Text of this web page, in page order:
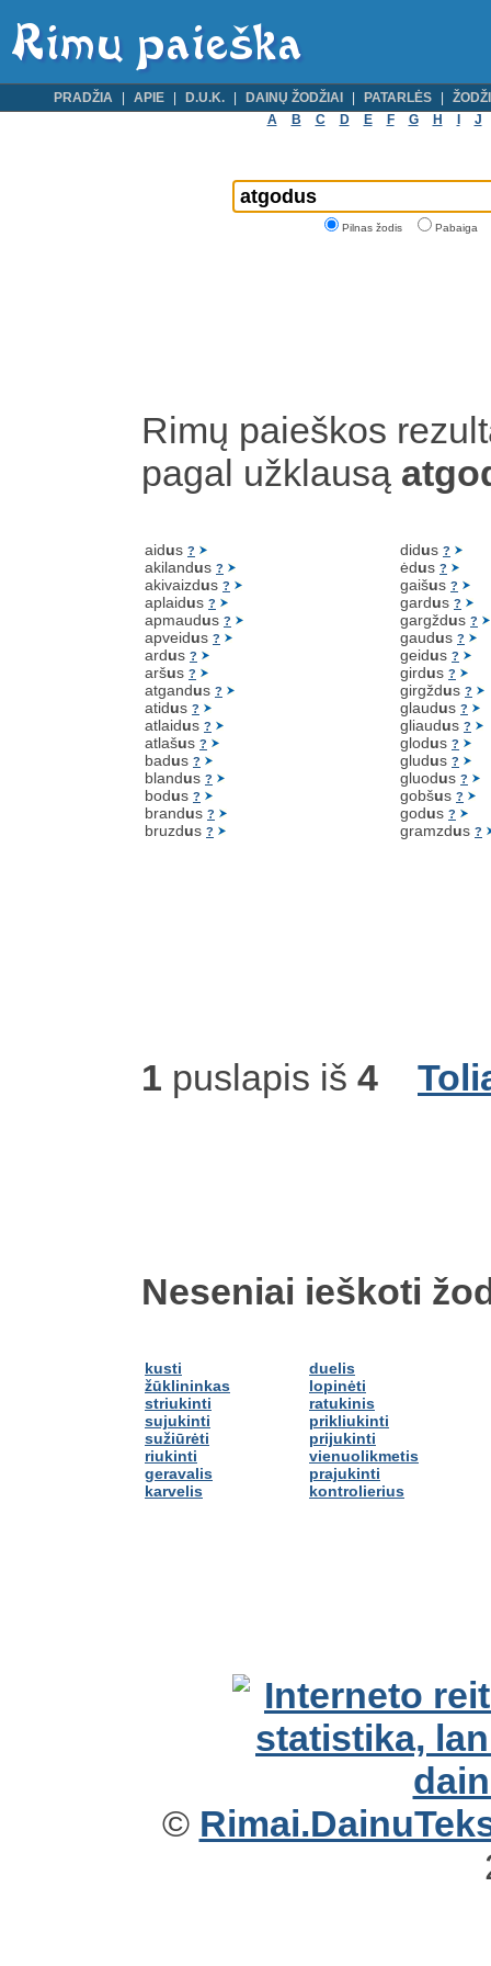
PRADŽIA APIE D.U.K. DAINŲ ŽODŽIAI PATARLĖS
A
B C D E F G H J
Pilnas žodis Pabaiga
Rimų paieškos
pagal užklausą
aidus ?
akilandus ?
akivaizdus ?
aplaidus ?
apmaudus ?
apveidus ?
ardus ?
aršus ?
atgandus ?
atidus ?
atlaidus ?
atlašus ?
badus ?
blandus ?
bodus ?
brandus ?
bruzdus ?
didus ?
ėdus ?
gaišus ?
gardus ?
gargždus ?
gaudus ?
geidus ?
girdus ?
girgždus ?
glaudus ?
gliaudus ?
glodus ?
gludus ?
gluodus ?
gobšus ?
godus ?
gramzdus ?
1 puslapis iš 4
Neseniai ieškoti
kusti
žūklininkas
striukinti
sujukinti
sužiūrėti
riukinti
geravalis
karvelis
duelis
lopinėti
ratukinis
prikliukinti
prijukinti
vienuolikmetis
prajukinti
kontrolierius
©